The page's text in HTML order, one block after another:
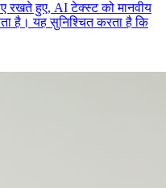
रखते हुए, AI टेक्स्ट को मानवीय
है। यह सुनिश्चित करता है कि